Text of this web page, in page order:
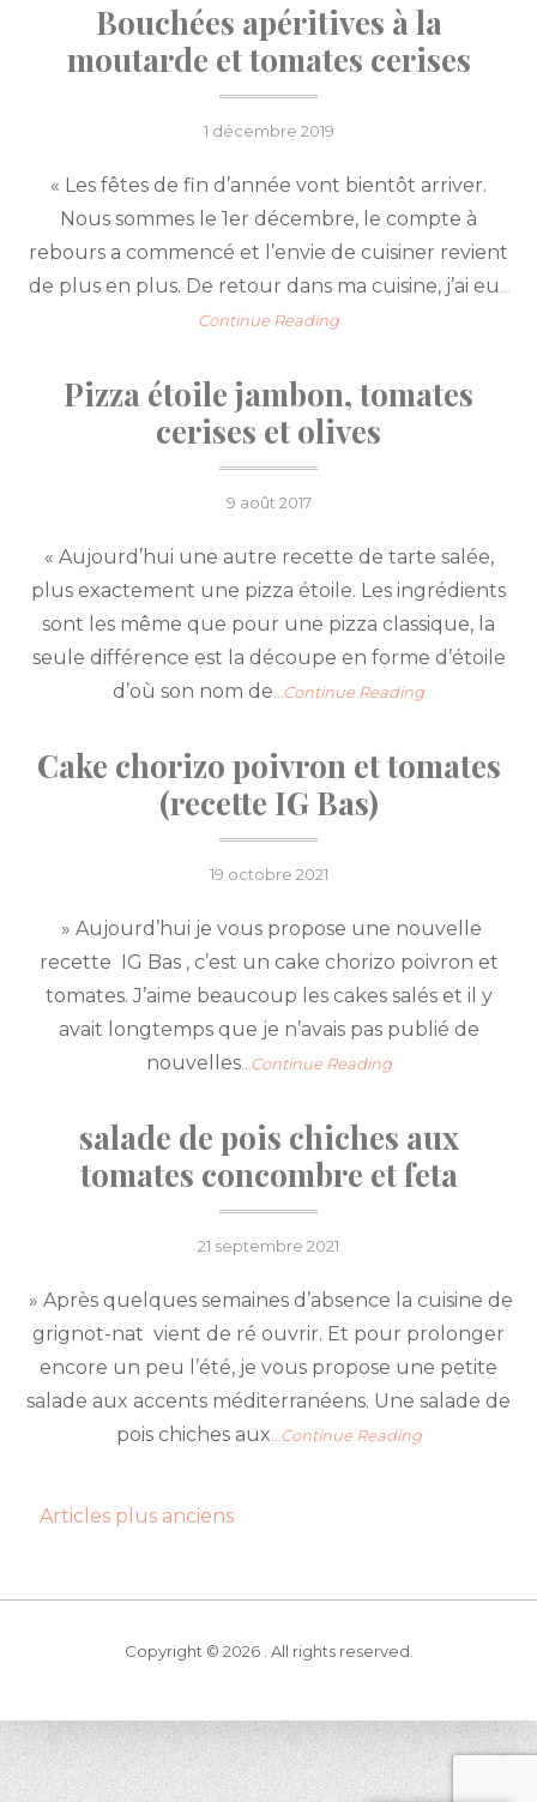
Bouchées apéritives à la
moutarde et tomates cerises
Posted
1 décembre 2019
« Les fêtes de fin d’année vont bientôt arriver.
Nous sommes le 1er décembre, le compte à
rebours a commencé et l’envie de cuisiner revient
de plus en plus. De retour dans ma cuisine, j’ai eu…
Continue Reading
Pizza étoile jambon, tomates
cerises et olives
Posted
9 août 2017
« Aujourd’hui une autre recette de tarte salée,
plus exactement une pizza étoile. Les ingrédients
sont les même que pour une pizza classique, la
seule différence est la découpe en forme d’étoile
d’où son nom de…Continue Reading
Cake chorizo poivron et tomates
(recette IG Bas)
Posted
19 octobre 2021
» Aujourd’hui je vous propose une nouvelle
recette IG Bas , c’est un cake chorizo poivron et
tomates. J’aime beaucoup les cakes salés et il y
avait longtemps que je n’avais pas publié de
nouvelles…Continue Reading
salade de pois chiches aux
tomates concombre et feta
Posted
21 septembre 2021
» Après quelques semaines d’absence la cuisine de
grignot-nat vient de ré ouvrir. Et pour prolonger
encore un peu l’été, je vous propose une petite
salade aux accents méditerranéens. Une salade de
pois chiches aux…Continue Reading
Navigation
articles
Articles plus anciens
Copyright © 2026 . All rights reserved.